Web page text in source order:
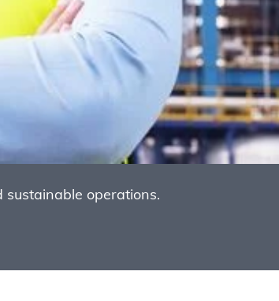
operations.